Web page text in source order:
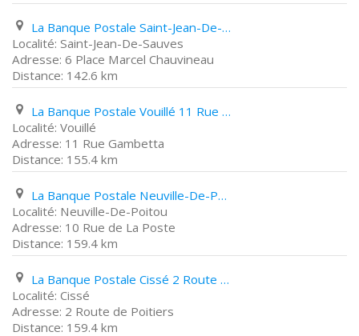
La Banque Postale Saint-Jean-De-Sauves 6 Place Marcel Chauvineau
Saint-Jean-De-Sauves
6 Place Marcel Chauvineau
142.6 km
La Banque Postale Vouillé 11 Rue Gambetta
Vouillé
11 Rue Gambetta
155.4 km
La Banque Postale Neuville-De-Poitou 10 Rue de La Poste
Neuville-De-Poitou
10 Rue de La Poste
159.4 km
La Banque Postale Cissé 2 Route de Poitiers
Cissé
2 Route de Poitiers
159.4 km